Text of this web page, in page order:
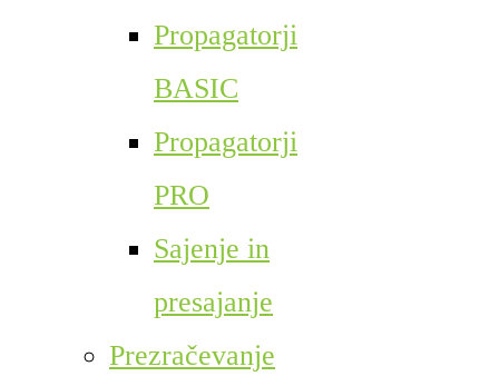
Propagatorji
BASIC
Propagatorji
PRO
Sajenje in
presajanje
Prezračevanje